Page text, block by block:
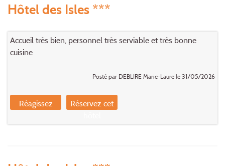
Hôtel des Isles ***
Accueil très bien, personnel très serviable et très bonne
cuisine
Posté par DEBLIRE Marie-Laure le 31/05/2026
Réagissez
Réservez cet